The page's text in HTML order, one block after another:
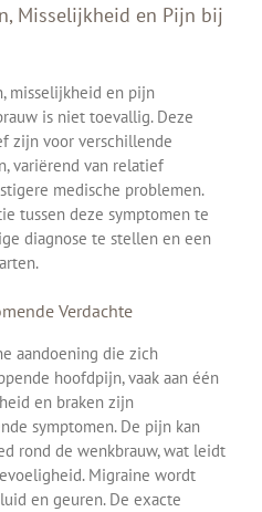
Misselijkheid en Pijn bij
misselijkheid en pijn
is niet toevallig. Deze
zijn voor verschillende
variërend van relatief
medische problemen.
tussen deze symptomen te
diagnose te stellen en een
Verdachte
aandoening die zich
hoofdpijn, vaak aan één
en braken zijn
symptomen. De pijn kan
rond de wenkbrauw, wat leidt
Migraine wordt
en geuren. De exacte